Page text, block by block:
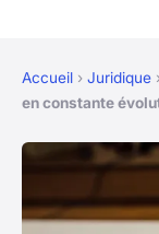
Accueil › Juridique
en constante